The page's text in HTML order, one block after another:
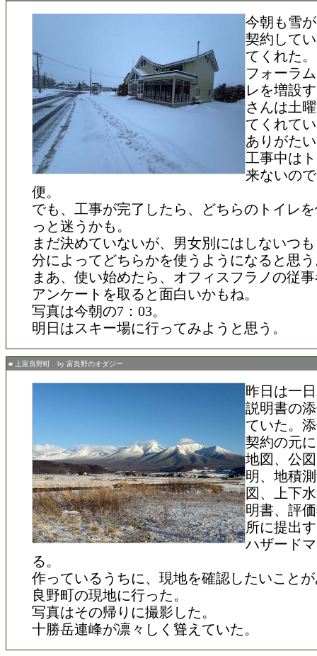
今朝も雪
契約して
てくれた。
フォーラ
レを増設
さんは土
てくれて
ありがた
工事中は
来ないの
便。
でも、工事が完了したら、どちらのトイレ
っと迷うかも。
まだ決めていないが、男女別にはしないつ
分によってどちらかを使うようになると思
まあ、使い始めたら、オフィスフラノの従
アンケートを取ると面白いかもね。
写真は今朝の7：03。
明日はスキー場に行ってみようと思う。
■ 上富良野町 by 富良野のオダジー
昨日は一
説明書の
ていた。
契約の元
地図、公
明、地積
図、上下
明書、評
所に提出
ハザード
る。
作っているうちに、現地を確認したいこと
良野町の現地に行った。
写真はその帰りに撮影した。
十勝岳連峰が凛々しく聳えていた。